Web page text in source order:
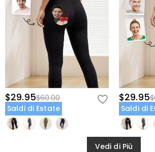
$29.95$60.00
Saldi di Estate
$29.95
Saldi di
Vedi di Più